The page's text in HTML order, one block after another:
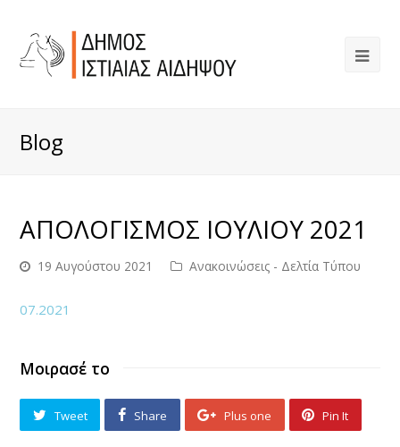
Blog
ΑΠΟΛΟΓΙΣΜΟΣ ΙΟΥΛΙΟΥ 2021
19 Αυγούστου 2021 Ανακοινώσεις - Δελτία Τύπου
07.2021
Μοιρασέ το
Tweet Share Plus one Pin It